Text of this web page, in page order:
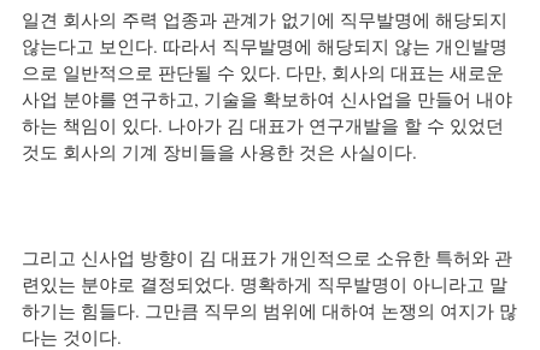
일견 회사의 주력 업종과 관계가 없기에 직무발명에 해당되지
않는다고 보인다. 따라서 직무발명에 해당되지 않는 개인발명
으로 일반적으로 판단될 수 있다. 다만, 회사의 대표는 새로운
사업 분야를 연구하고, 기술을 확보하여 신사업을 만들어 내야
하는 책임이 있다. 나아가 김 대표가 연구개발을 할 수 있었던
것도 회사의 기계 장비들을 사용한 것은 사실이다.
그리고 신사업 방향이 김 대표가 개인적으로 소유한 특허와 관
련있는 분야로 결정되었다. 명확하게 직무발명이 아니라고 말
하기는 힘들다. 그만큼 직무의 범위에 대하여 논쟁의 여지가 많
다는 것이다.